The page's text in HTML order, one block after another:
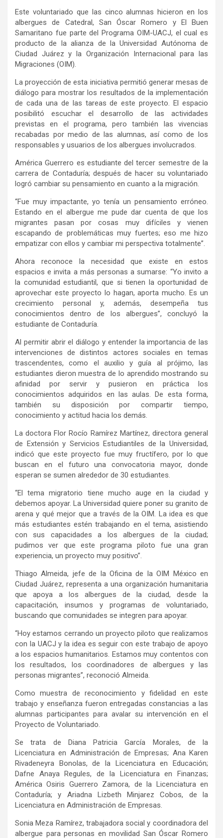
Este voluntariado que las cinco alumnas hicieron en los
albergues de Catedral, San Óscar Romero y El Buen
Samaritano fue parte del Programa OIM-UACJ, el cual es
producto de la alianza de la Universidad Autónoma de
Ciudad Juárez y la Organización Internacional para las
Migraciones (OIM).
La proyección de esta iniciativa permitió generar mesas de
diálogo para mostrar los resultados de la implementación
de cada una de las tareas de este proyecto. El espacio
posibilitó escuchar el desarrollo de las actividades
previstas en el programa, pero también las vivencias
recabadas por medio de las alumnas, así como de los
responsables y usuarios de los albergues involucrados.
América Guerrero es estudiante del tercer semestre de la
carrera de Contaduría; después de hacer su voluntariado
logró cambiar su pensamiento en cuanto a la migración.
“Fue muy impactante, yo tenía un pensamiento erróneo.
Estando en el albergue me pude dar cuenta de que los
migrantes pasan por cosas muy difíciles y vienen
escapando de problemáticas muy fuertes; eso me hizo
empatizar con ellos y cambiar mi perspectiva totalmente”.
Ahora reconoce la necesidad que existe en estos
espacios e invita a más personas a sumarse: “Yo invito a
la comunidad estudiantil, que si tienen la oportunidad de
aprovechar este proyecto lo hagan, aporta mucho. Es un
crecimiento personal y, además, desempeña tus
conocimientos dentro de los albergues”, concluyó la
estudiante de Contaduría.
Al permitir abrir el diálogo y entender la importancia de las
intervenciones de distintos actores sociales en temas
trascendentes, como el auxilio y guía al prójimo, las
estudiantes dieron muestra de lo aprendido mostrando su
afinidad por servir y pusieron en práctica los
conocimientos adquiridos en las aulas. De esta forma,
también su disposición por compartir tiempo,
conocimiento y actitud hacia los demás.
La doctora Flor Rocío Ramírez Martínez, directora general
de Extensión y Servicios Estudiantiles de la Universidad,
indicó que este proyecto fue muy fructífero, por lo que
buscan en el futuro una convocatoria mayor, donde
esperan se sumen alrededor de 30 estudiantes.
“El tema migratorio tiene mucho auge en la ciudad y
debemos apoyar. La Universidad quiere poner su granito de
arena y qué mejor que a través de la OIM. La idea es que
más estudiantes estén trabajando en el tema, asistiendo
con sus capacidades a los albergues de la ciudad;
pudimos ver que este programa piloto fue una gran
experiencia, un proyecto muy positivo”.
Thiago Almeida, jefe de la Oficina de la OIM México en
Ciudad Juárez, representa a una organización humanitaria
que apoya a los albergues de la ciudad, desde la
capacitación, insumos y programas de voluntariado,
buscando que comunidades se integren para apoyar.
“Hoy estamos cerrando un proyecto piloto que realizamos
con la UACJ y la idea es seguir con este trabajo de apoyo
a los espacios humanitarios. Estamos muy contentos con
los resultados, los coordinadores de albergues y las
personas migrantes”, reconoció Almeida.
Como muestra de reconocimiento y fidelidad en este
trabajo y enseñanza fueron entregadas constancias a las
alumnas participantes para avalar su intervención en el
Proyecto de Voluntariado.
Se trata de Diana Patricia García Morales, de la
Licenciatura en Administración de Empresas; Ana Karen
Rivadeneyra Bonolas, de la Licenciatura en Educación;
Dafne Anaya Regules, de la Licenciatura en Finanzas;
América Osiris Guerrero Zamora, de la Licenciatura en
Contaduría; y Ariadna Lizbeth Minjarez Cobos, de la
Licenciatura en Administración de Empresas.
Sonia Meza Ramírez, trabajadora social y coordinadora del
albergue para personas en movilidad San Óscar Romero